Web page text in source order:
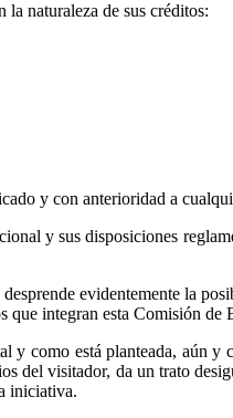
naturaleza de sus créditos:
y con anterioridad a
y sus disposiciones
evidentemente la
que integran esta Comisión
y como está planteada, aún
del visitador, da un trato
iniciativa.